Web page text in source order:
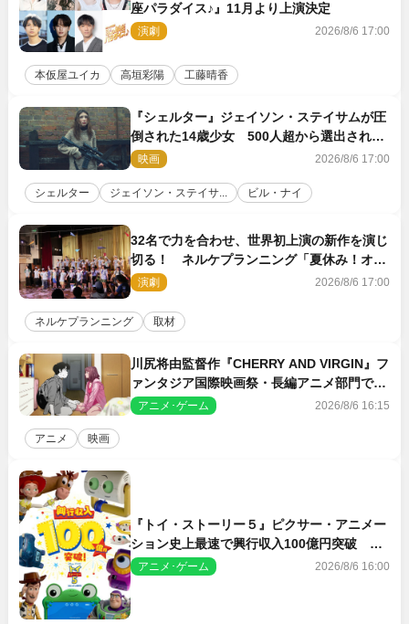
座パラダイス♪』11月より上演決定
演劇 2026/8/6 17:00
本仮屋ユイカ 高垣彩陽 工藤晴香
『シェルター』ジェイソン・ステイサムが圧
倒された14歳少女 500人超から選出された
新鋭ボディ・レイ・ブレスナックとは
映画 2026/8/6 17:00
シェルター ジェイソン・ステイサ... ビル・ナイ
32名で力を合わせ、世界初上演の新作を演じ
切る！ ネルケプランニング「夏休み！オ
ン・ワークショップ2026」レポート【最終
日】
演劇 2026/8/6 17:00
ネルケプランニング 取材
川尻将由監督作『CHERRY AND VIRGIN』フ
ァンタジア国際映画祭・長編アニメ部門で観
客賞・金賞受賞！
アニメ･ゲーム 2026/8/6 16:15
アニメ 映画
『トイ・ストーリー５』ピクサー・アニメー
ション史上最速で興行収入100億円突破 シ
リーズNo.1興収が目前
アニメ･ゲーム 2026/8/6 16:00